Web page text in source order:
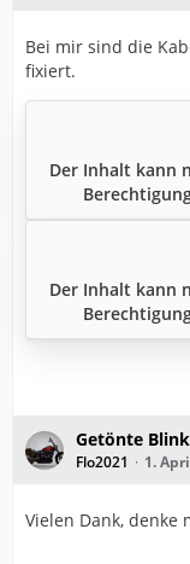
Bei mir sind die
fixiert.
Der Inhalt kann
Der Inhalt kann
Getönte
Flo2021 1.
Vielen Dank, denke